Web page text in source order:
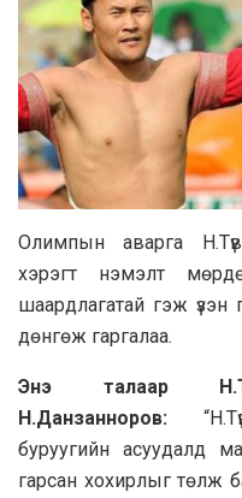
Олимпын аварга
хэрэгт нэмэлт
шаардлагатай гэж
дөнгөж гаргалаа.
Энэ талаар
Н.Данзанноров:
буруугийн асуудалд
гарсан хохирлыг төлж